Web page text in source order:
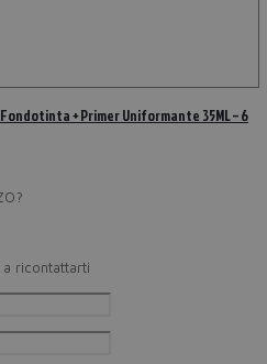
Fondotinta + Primer Uniformante 35ML – 6
ricontattarti